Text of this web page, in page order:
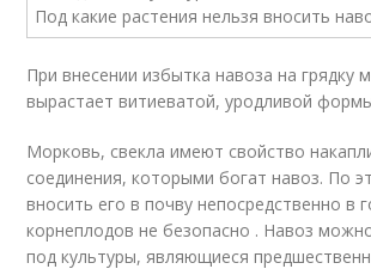
При внесении избытка навоза на грядку
вырастает витиеватой, уродливой
Морковь, свекла имеют свойство
соединения, которыми богат навоз. По
вносить его в почву непосредственно в
корнеплодов не безопасно . Навоз
под культуры, являющиеся